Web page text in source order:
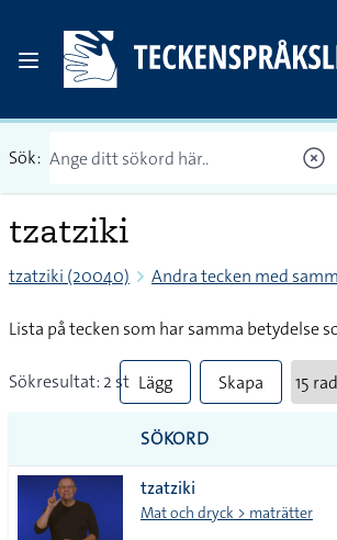
Sök:
tzatziki
tzatziki (20040) Andra tecken med
Lista på tecken som har samma betydelse
Sökresultat: 2 st Lägg
till
alla i
lista
Skapa
SÖKORD
tzatziki
Mat och dryck > maträtter